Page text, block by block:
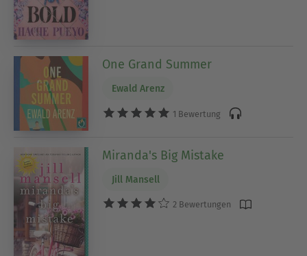
One Grand Summer
Ewald Arenz
1 Bewertung
Miranda's Big Mistake
Jill Mansell
2 Bewertungen